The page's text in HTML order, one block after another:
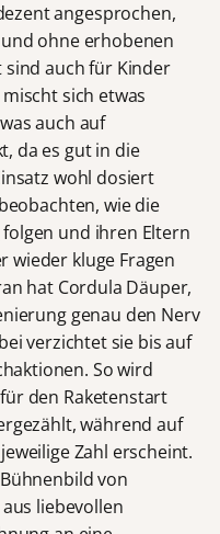
angesprochen,
ohne erhobenen
sind auch für Kinder
sich etwas
auch auf
da es gut in die
wohl dosiert
wie die
und ihren Eltern
wieder kluge Fragen
hat Cordula Däuper,
genau den Nerv
verzichtet sie bis auf
So wird
den Raketenstart
während auf
Zahl erscheint.
von
liebevollen